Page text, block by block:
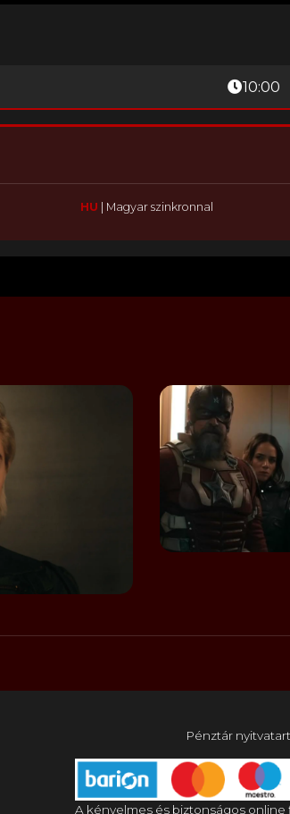
10:00
HU | Magyar szinkronnal
Pénztár
A kényelmes és biztonságos